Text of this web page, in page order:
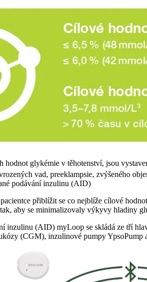
hodnot glykémie v těhotenství, jsou
vad, preeklampsie, zvýšeného
podávání inzulinu (AID)
přiblížit se co nejblíže cílové
aby se minimalizovaly výkyvy hladiny
inzulinu (AID) myLoop se skládá ze tří
(CGM), inzulinové pumpy YpsoPump